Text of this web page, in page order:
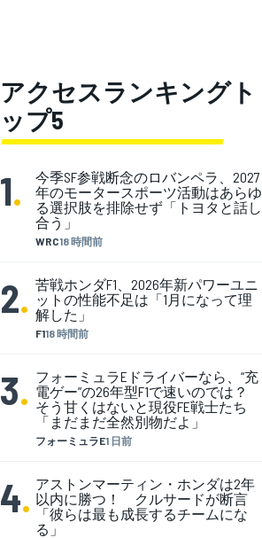
アクセスランキングト
ップ5
1.
WRC18 時間前
今季SF参戦断念のロバンペラ、2027
年のモータースポーツ活動はあらゆ
る選択肢を排除せず「トヨタと話し
合う」
2.
F118 時間前
苦戦ホンダF1、2026年新パワーユニ
ットの性能不足は「1月になって理
解した」
3.
フォーミュラE1 日前
フォーミュラEドライバーなら、“充
電ゲー”の26年型F1で速いのでは？
そう甘くはないと現役FE戦士たち
「まだまだ全然別物だよ」
4. アストンマーティン・ホンダは2年
以内に勝つ！ クルサードが断言
「彼らは最も成長するチームにな
る」